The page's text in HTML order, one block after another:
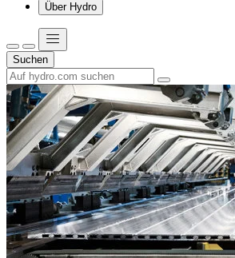
Über Hydro
Suchen